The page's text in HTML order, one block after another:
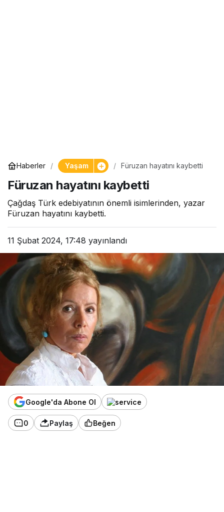
Haberler Yaşam Füruzan hayatını kaybetti
Füruzan hayatını kaybetti
Çağdaş Türk edebiyatının önemli isimlerinden, yazar
Füruzan hayatını kaybetti.
11 Şubat 2024, 17:48 yayınlandı
Google'da Abone Ol
0 Paylaş Beğen